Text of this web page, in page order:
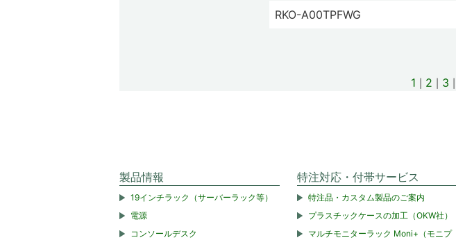
RKO-A00TPFWG
1 2 3
製品情報
19インチラック（サーバーラック等）
電源
コンソールデスク
特注対応・付帯サービス
特注品・カスタム製品のご案内
プラスチックケースの加工（OKW社）
マルチモニターラック Moni+（モニプ